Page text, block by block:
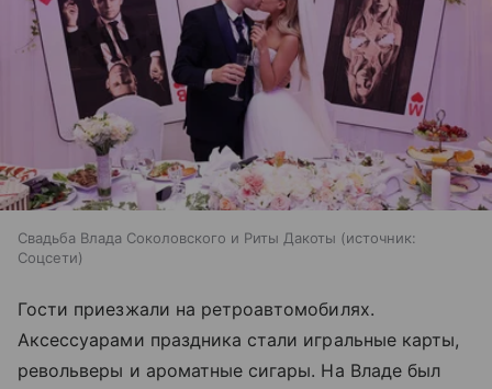
Свадьба Влада Соколовского и Риты Дакоты
источник:
Соцсети
Гости приезжали на ретроавтомобилях.
Аксессуарами праздника стали игральные карты,
револьверы и ароматные сигары. На Владе был